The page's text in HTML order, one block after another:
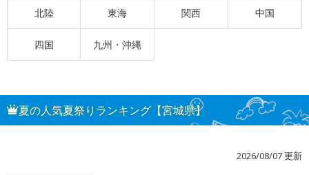
北陸 東海 関西 中国
四国 九州・沖縄
夏の人気夏祭りランキング【宮城県】
2026/08/07 更新